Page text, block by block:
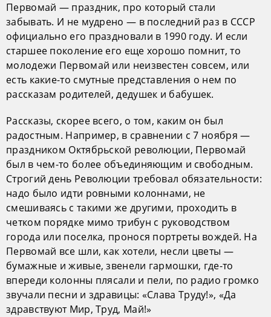
Первомай — праздник, про который стали
забывать. И не мудрено — в последний раз в СССР
официально его праздновали в 1990 году. И если
старшее поколение его еще хорошо помнит, то
молодежи Первомай или неизвестен совсем, или
есть какие-то смутные представления о нем по
рассказам родителей, дедушек и бабушек.
Рассказы, скорее всего, о том, каким он был
радостным. Например, в сравнении с 7 ноября —
праздником Октябрьской революции, Первомай
был в чем-то более объединяющим и свободным.
Строгий день Революции требовал обязательности:
надо было идти ровными колоннами, не
смешиваясь с такими же другими, проходить в
четком порядке мимо трибун с руководством
города или поселка, пронося портреты вождей. На
Первомай все шли, как хотели, несли цветы —
бумажные и живые, звенели гармошки, где-то
впереди колонны плясали и пели, по радио громко
звучали песни и здравицы: «Слава Труду!», «Да
здравствуют Мир, Труд, Май!»